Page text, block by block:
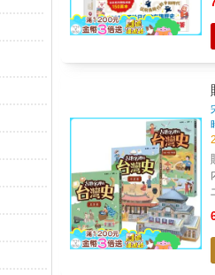
者 不僅博物館超有事，